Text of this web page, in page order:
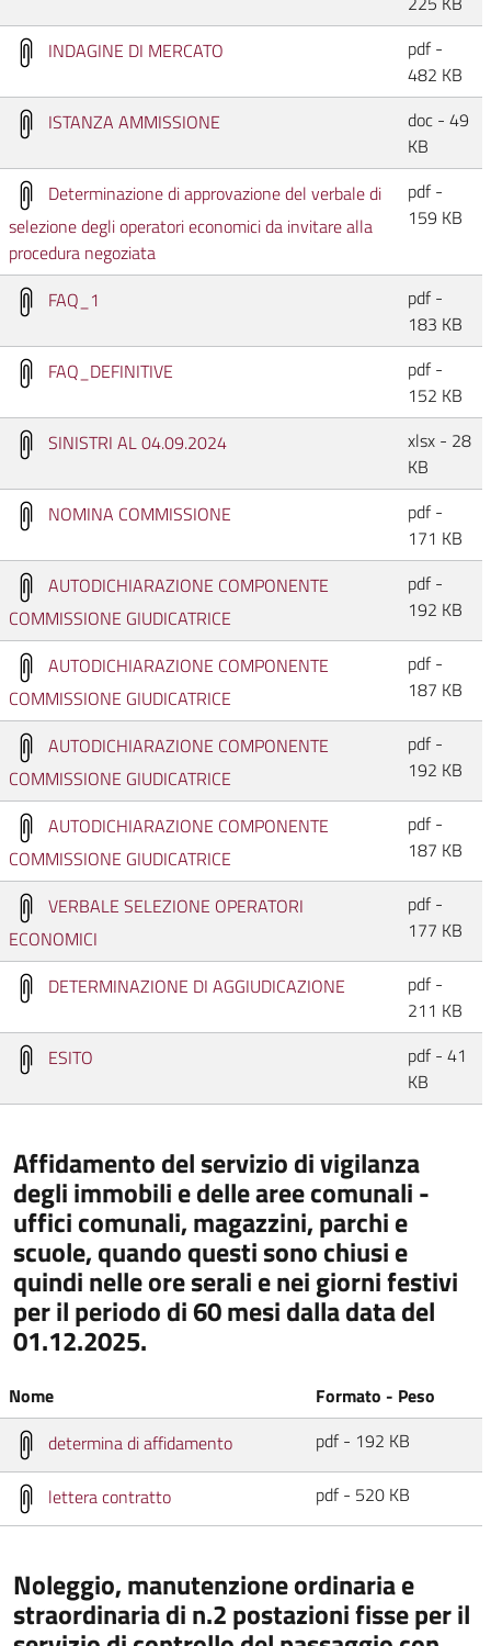
INDAGINE DI MERCATO
pdf -
482 KB
ISTANZA AMMISSIONE
doc - 49
KB
Determinazione di approvazione del verbale di
selezione degli operatori economici da invitare alla
procedura negoziata
pdf -
159 KB
FAQ_1
pdf -
183 KB
FAQ_DEFINITIVE
pdf -
152 KB
SINISTRI AL 04.09.2024
xlsx - 28
KB
NOMINA COMMISSIONE
pdf -
171 KB
AUTODICHIARAZIONE COMPONENTE
COMMISSIONE GIUDICATRICE
pdf -
192 KB
AUTODICHIARAZIONE COMPONENTE
COMMISSIONE GIUDICATRICE
pdf -
187 KB
AUTODICHIARAZIONE COMPONENTE
COMMISSIONE GIUDICATRICE
pdf -
192 KB
AUTODICHIARAZIONE COMPONENTE
COMMISSIONE GIUDICATRICE
pdf -
187 KB
VERBALE SELEZIONE OPERATORI
ECONOMICI
pdf -
177 KB
DETERMINAZIONE DI AGGIUDICAZIONE
pdf -
211 KB
ESITO
pdf - 41
KB
Affidamento del servizio di vigilanza
degli immobili e delle aree comunali -
uffici comunali, magazzini, parchi e
scuole, quando questi sono chiusi e
quindi nelle ore serali e nei giorni festivi
per il periodo di 60 mesi dalla data del
01.12.2025.
Nome
Formato - Peso
determina di affidamento
pdf - 192 KB
lettera contratto pdf - 520 KB
Noleggio, manutenzione ordinaria e
straordinaria di n.2 postazioni fisse per il